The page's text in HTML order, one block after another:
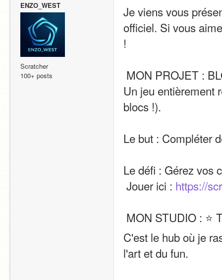
ENZO_WEST
Scratcher
100+ posts
Je viens vous
officiel. Si vous
!
MON PROJET :
Un jeu entièrement
blocs !).
Le but : Compléter
Le défi : Gérez vos
Jouer ici : https://
MON STUDIO : ⭐
C'est le hub où je
l'art et du fun.